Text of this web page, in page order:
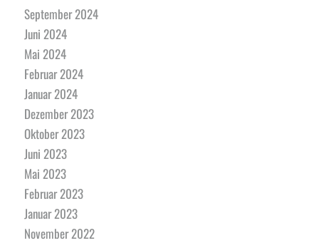
September 2024
Juni 2024
Mai 2024
Februar 2024
Januar 2024
Dezember 2023
Oktober 2023
Juni 2023
Mai 2023
Februar 2023
Januar 2023
November 2022